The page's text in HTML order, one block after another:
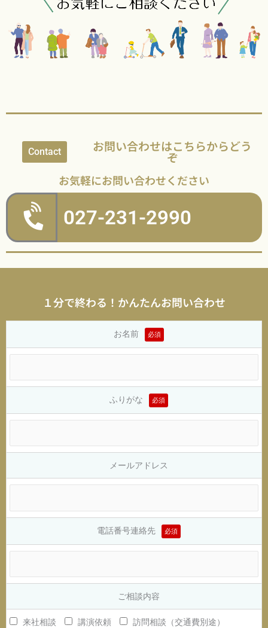
Contact
お問い合わせはこちらからどう
ぞ
お気軽にお問い合わせください
027-231-2990
１分で終わる！かんたんお問い合わせ
お名前 必須
ふりがな 必須
メールアドレス
電話番号連絡先 必須
ご相談内容
来社相談 講演依頼 訪問相談（交通費別途）